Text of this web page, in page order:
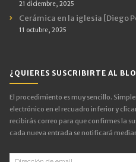
21 diciembre, 2025
Cerámica en la iglesia [Diego
11 octubre, 2025
¿QUIERES SUSCRIBIRTE AL
El procedimiento es muy sencillo.
electrónico en el recuadro inferior y
recibirás correo para que confirmes la
cada nueva entrada se notificará
Dirección